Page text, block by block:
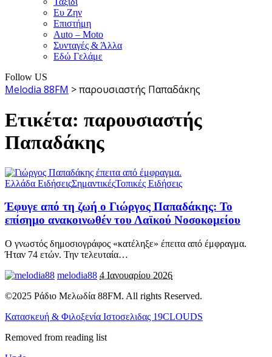
Ευ Ζην
Επιστήμη
Auto – Moto
Συνταγές & Άλλα
Εδώ Γελάμε
Follow US
Melodia 88FM >παρουσιαστής Παπαδάκης
Ετικέτα: παρουσιαστής
Παπαδάκης
Ελλάδα ΕιδήσειςΣημαντικέςΤοπικές Ειδήσεις
Έφυγε από τη ζωή ο Γιώργος Παπαδάκης: Το
επίσημο ανακοινωθέν του Λαϊκού Νοσοκομείου
Ο γνωστός δημοσιογράφος «κατέληξε» έπειτα από έμφραγμα.
Ήταν 74 ετών. Την τελευταία…
melodia88 4 Ιανουαρίου 2026
©2025 Ράδιο Μελωδία 88FM. All rights Reserved.
Κατασκευή & Φιλοξενία Ιστοσελιδας 19CLOUDS
Removed from reading list